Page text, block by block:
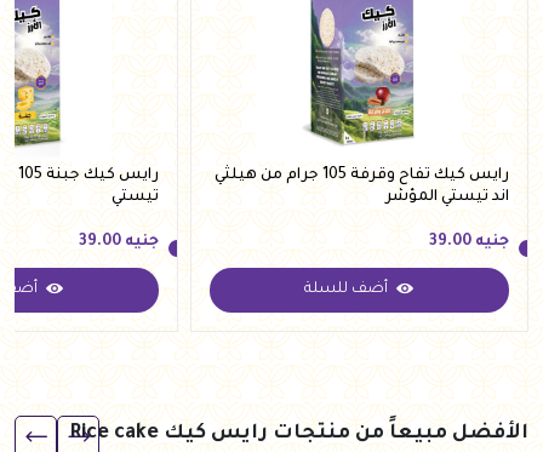
رايس كيك تفاح وقرفة 105 جرام من هيلثي
اند تيستي المؤشر
جنيه
جنيه 39.00
أضف للسلة
تيستي
جنيه
جنيه 39.00
أضف
الأفضل مبيعاً من منتجات رايس كيك Rice cake